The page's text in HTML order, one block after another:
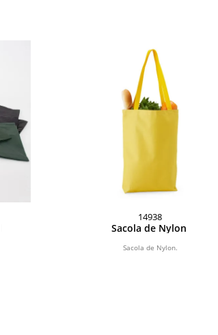
14938
Sacola de Nylon
Sacola de Nylon.